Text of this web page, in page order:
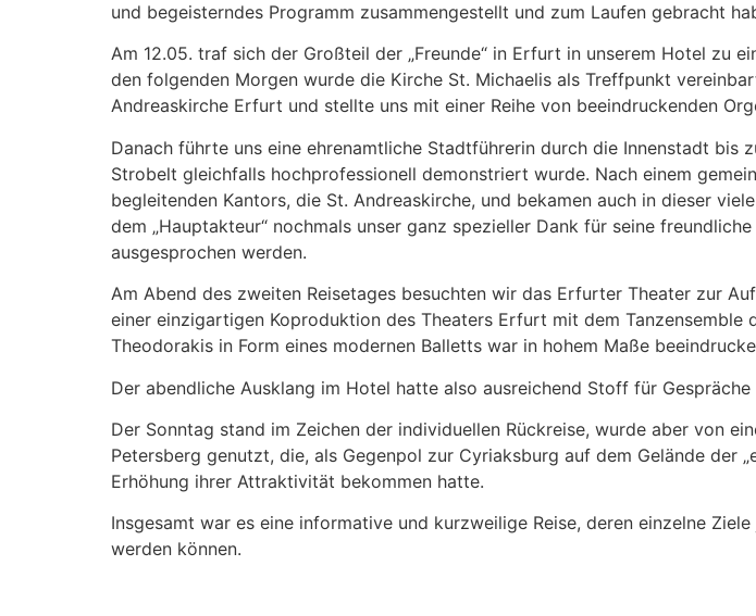
und begeisterndes Programm zusammengestellt und zum Laufen gebracht
Am 12.05. traf sich der Großteil der „Freunde“ in Erfurt in unserem Hotel zu
den folgenden Morgen wurde die Kirche St. Michaelis als Treffpunkt
Andreaskirche Erfurt und stellte uns mit einer Reihe von beeindruckenden
Danach führte uns eine ehrenamtliche Stadtführerin durch die Innenstadt
Strobelt gleichfalls hochprofessionell demonstriert wurde. Nach einem
begleitenden Kantors, die St. Andreaskirche, und bekamen auch in dieser
dem „Hauptakteur“ nochmals unser ganz spezieller Dank für seine
ausgesprochen werden.
Am Abend des zweiten Reisetages besuchten wir das Erfurter Theater zur
einer einzigartigen Koproduktion des Theaters Erfurt mit dem
Theodorakis in Form eines modernen Balletts war in hohem Maße
Der abendliche Ausklang im Hotel hatte also ausreichend Stoff für
Der Sonntag stand im Zeichen der individuellen Rückreise, wurde aber von
Petersberg genutzt, die, als Gegenpol zur Cyriaksburg auf dem Gelände der
Erhöhung ihrer Attraktivität bekommen hatte.
Insgesamt war es eine informative und kurzweilige Reise, deren einzelne
werden können.